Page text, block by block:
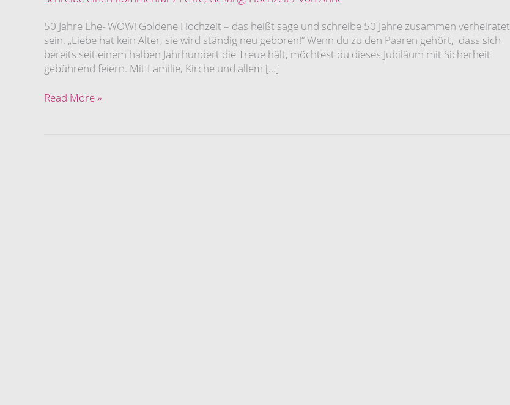
50 Jahre Ehe- WOW! Goldene Hochzeit – das heißt sage und schreibe 50 Jahre zusammen verheiratet
sein. „Liebe hat kein Alter, sie wird ständig neu geboren!“ Wenn du zu den Paaren gehört, dass sich
bereits seit einem halben Jahrhundert die Treue hält, möchtest du dieses Jubiläum mit Sicherheit
gebührend feiern. Mit Familie, Kirche und allem […]
Read More »